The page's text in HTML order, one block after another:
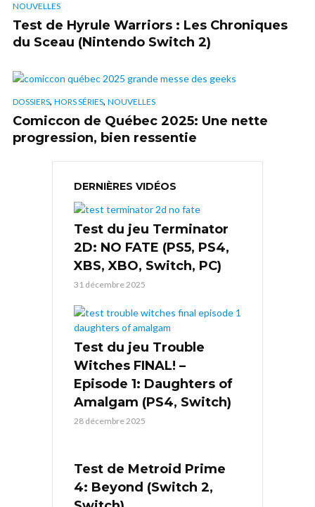
NOUVELLES
Test de Hyrule Warriors : Les Chroniques
du Sceau (Nintendo Switch 2)
DOSSIERS, HORS SÉRIES, NOUVELLES
Comiccon de Québec 2025: Une nette
progression, bien ressentie
DERNIÈRES VIDÉOS
Test du jeu Terminator
2D: NO FATE (PS5, PS4,
XBS, XBO, Switch, PC)
31 décembre 2025
Test du jeu Trouble
Witches FINAL! –
Episode 1: Daughters of
Amalgam (PS4, Switch)
28 décembre 2025
Test de Metroid Prime
4: Beyond (Switch 2,